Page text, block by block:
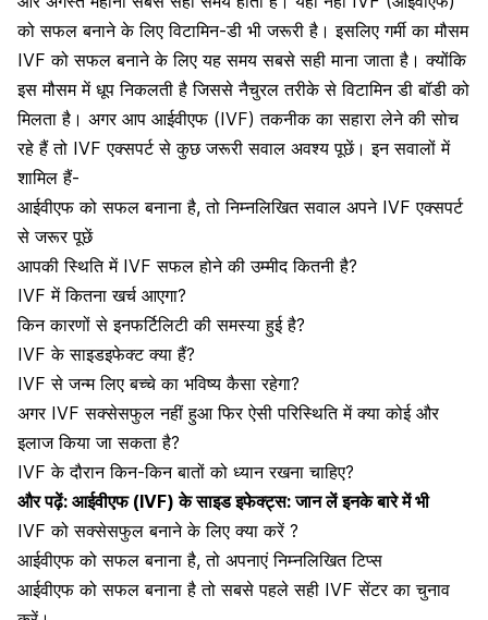
को सफल बनाने के लिएविटामिन-डी भी जरूरी है । इसलिए गर्मी का मौसम
IVF को सफल बनाने के लिए यह समय सबसे सही माना जाता है। क्योंकि
इस मौसम में धूप निकलती है जिससे नैचुरल तरीके से विटामिन डी बॉडी को
मिलता है। अगर आप आईवीएफ (IVF) तकनीक का सहारा लेने की सोच
रहे हैं तो IVF एक्सपर्ट से कुछ जरूरी सवाल अवश्य पूछें। इन सवालों में
शामिल हैं-
आईवीएफ को सफल बनाना है, तो निम्नलिखित सवाल अपने IVF एक्सपर्ट
से जरूर पूछें
आपकी स्थिति में IVF सफल होने की उम्मीद कितनी है?
IVF में कितना खर्च आएगा?
किन कारणों से इनफर्टिलिटी की समस्या हुई है?
IVF के साइडइफेक्ट क्या हैं?
IVF से जन्म लिए बच्चे का भविष्य कैसा रहेगा?
अगर IVF सक्सेसफुल नहीं हुआ फिर ऐसी परिस्थिति में क्या कोई और
इलाज किया जा सकता है?
IVF के दौरान किन-किन बातों को ध्यान रखना चाहिए?
और पढ़ें: आईवीएफ (IVF) के साइड इफेक्ट्स: जान लें इनके बारे में भी
IVF को सक्सेसफुल बनाने के लिए क्या करें ?
आईवीएफ को सफल बनाना है, तो अपनाएं निम्नलिखित टिप्स
आईवीएफ को सफल बनाना है तो सबसे पहले सही IVF सेंटर का चुनाव